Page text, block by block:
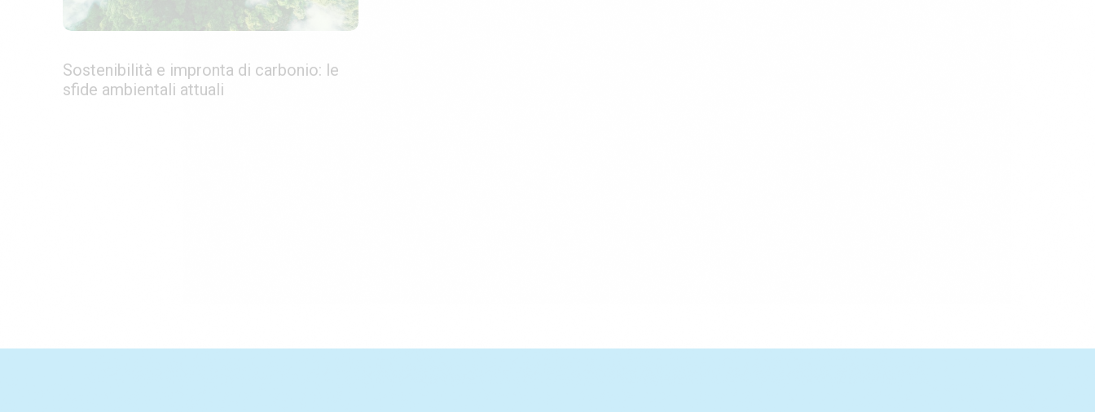
Sostenibilità e impronta di carbonio: le
sfide ambientali attuali